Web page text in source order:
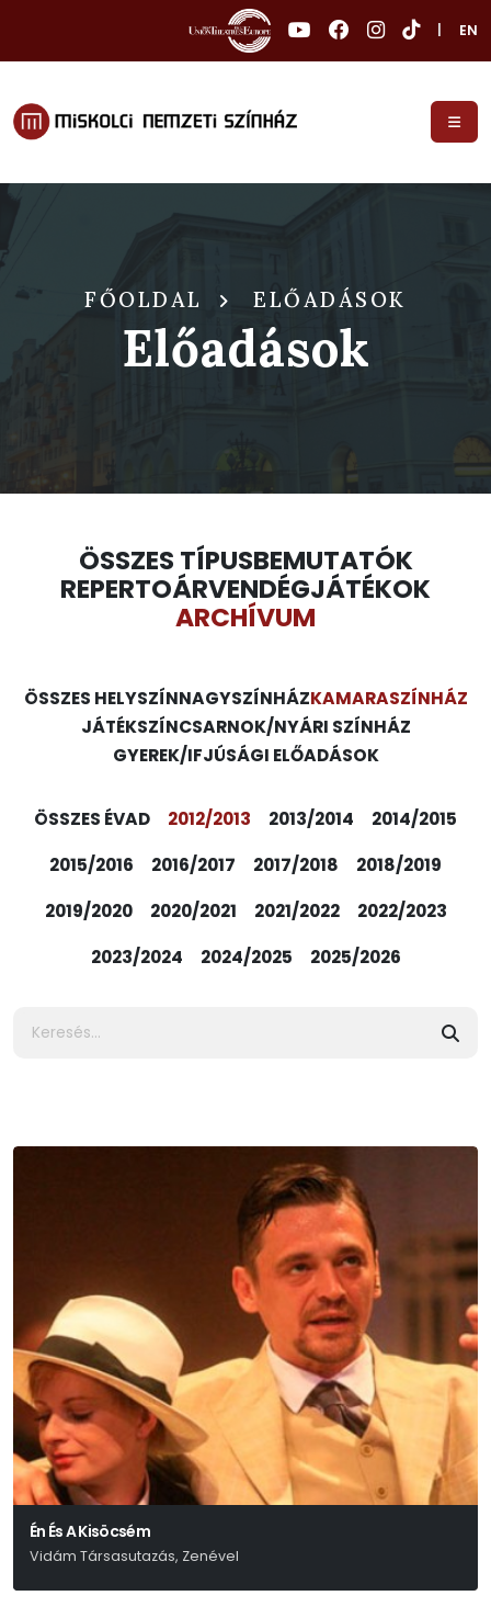
EN
FŐOLDAL ELŐADÁSOK
Előadások
ÖSSZES TÍPUSBEMUTATÓK
REPERTOÁRVENDÉGJÁTÉKOK
ARCHÍVUM
ÖSSZES HELYSZÍNNAGYSZÍNHÁZKAMARASZÍNHÁZ
JÁTÉKSZÍNCSARNOK/NYÁRI SZÍNHÁZ
GYEREK/IFJÚSÁGI ELŐADÁSOK
ÖSSZES ÉVAD 2012/2013 2013/2014
2014/2015
2015/2016
2016/2017 2017/2018
2018/2019
2019/2020
2020/2021 2021/2022
2022/2023
2023/2024
2024/2025 2025/2026
Én És A Kisöcsém
Vidám Társasutazás, Zenével